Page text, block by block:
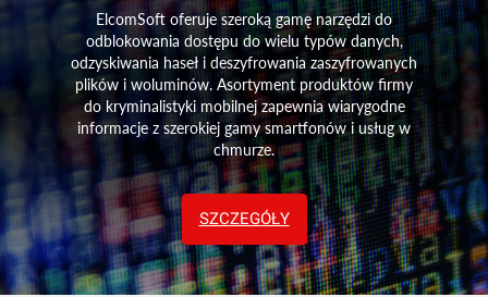
ElcomSoft oferuje szeroką gamę narzędzi do
odblokowania dostępu do wielu typów danych,
odzyskiwania haseł i deszyfrowania zaszyfrowanych
plików i woluminów. Asortyment produktów firmy
do kryminalistyki mobilnej zapewnia wiarygodne
informacje z szerokiej gamy smartfonów i usług w
chmurze.
SZCZEGÓŁY